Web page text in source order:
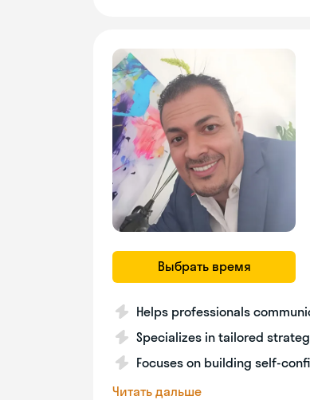
Выбрать время
Helps professionals
Specializes in tailored
Focuses on building self-
Читать дальше